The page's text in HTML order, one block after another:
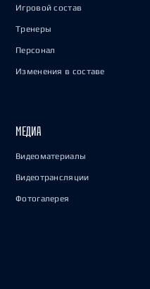
Игровой состав
Тренеры
Персонал
Изменения в составе
МЕДИА
Видеоматериалы
Видеотрансляции
Фотогалерея